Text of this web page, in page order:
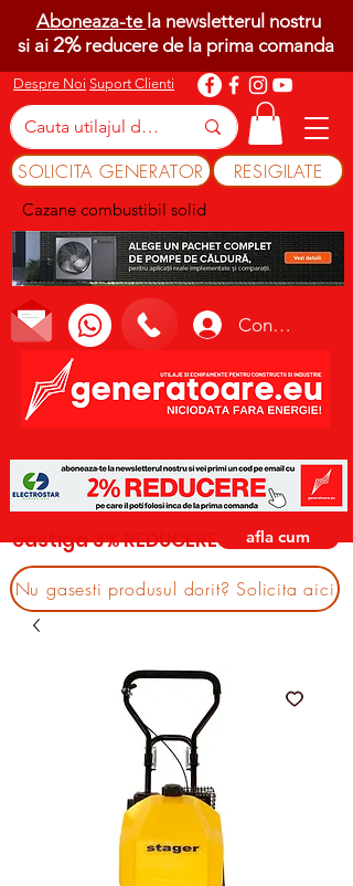
Despre Noi Suport Clienti
SOLICITA GENERATOR RESIGILATE
Cazane combustibil solid
Conectează-te
Aboneaza-te la newsletterul nostru
si ai 2%reducere de la prima comanda
castiga 3% REDUCERE afla cum
Nu gasesti produsul dorit? Solicita aici